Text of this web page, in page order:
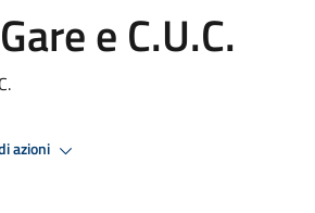
e C.U.C.
azioni